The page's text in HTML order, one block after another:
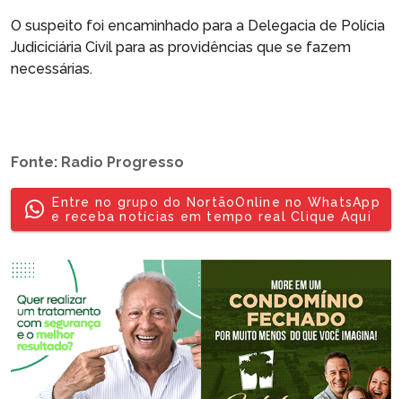
O suspeito foi encaminhado para a Delegacia de Polícia
Judiciciária Civil para as providências que se fazem
necessárias.
Fonte: Radio Progresso
Entre no grupo do NortãoOnline no WhatsApp
e receba notícias em tempo real Clique Aqui